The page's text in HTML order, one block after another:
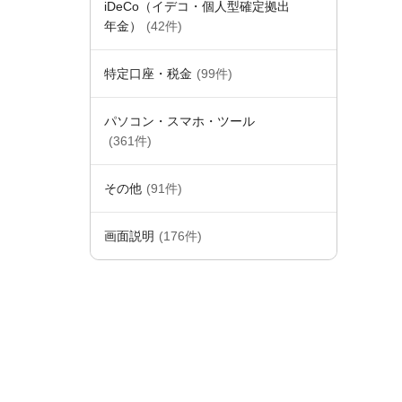
iDeCo（イデコ・個人型確定拠出
年金）
(42件)
特定口座・税金 (99件)
パソコン・スマホ・ツール
(361件)
その他 (91件)
画面説明 (176件)